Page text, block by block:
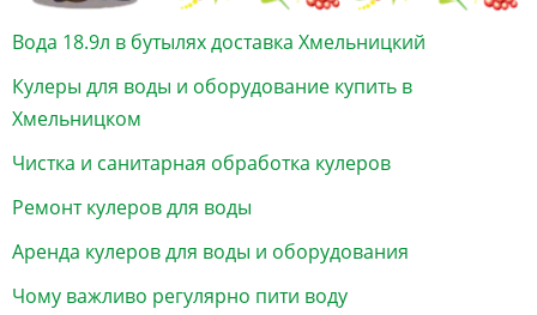
Вода 18.9л в бутылях доставка Хмельницкий
Кулеры для воды и оборудование купить в
Хмельницком
Чистка и санитарная обработка кулеров
Ремонт кулеров для воды
Аренда кулеров для воды и оборудования
Чому важливо регулярно пити воду